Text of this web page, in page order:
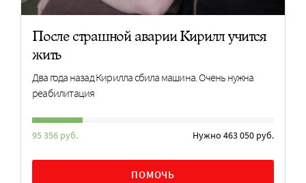
После страшной аварии Кирилл учится
жить
Два года назад Кирилла сбила машина. Очень нужна
реабилитация
95 356 руб. Нужно 463 050 руб.
ПОМОЧЬ